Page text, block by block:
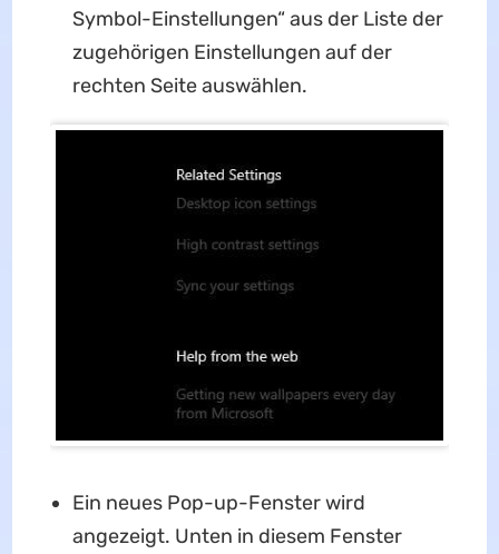
Symbol-Einstellungen“ aus der Liste der
zugehörigen Einstellungen auf der
rechten Seite auswählen.
Ein neues Pop-up-Fenster wird
angezeigt. Unten in diesem Fenster